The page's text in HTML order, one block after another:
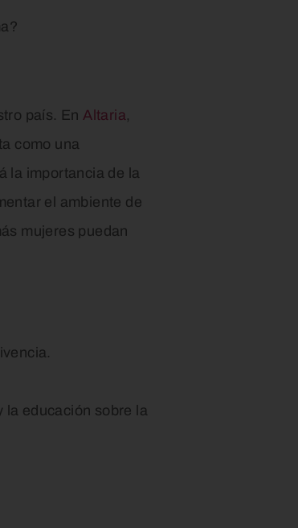
país. En Altaria,
como una
la importancia de la
el ambiente de
mujeres puedan
la educación sobre la